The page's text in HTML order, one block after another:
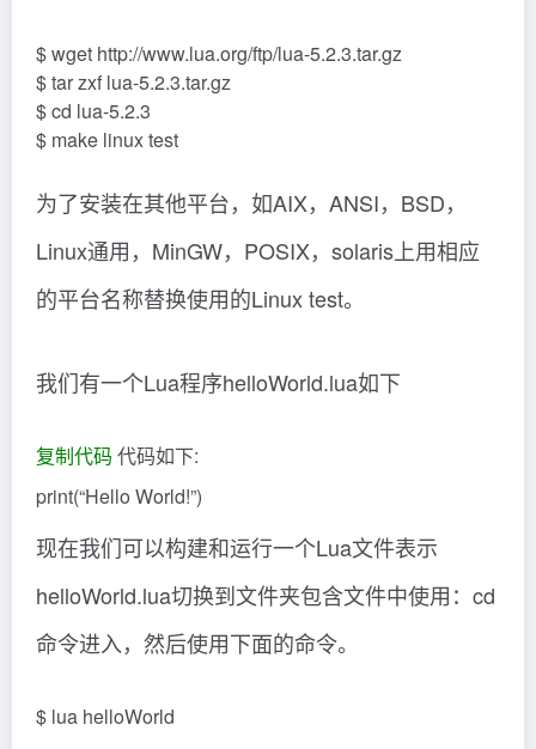
$ wget http://www.lua.org/ftp/lua-5.2.3.tar.gz
$ tar zxf lua-5.2.3.tar.gz
$ cd lua-5.2.3
$ make linux test
为了安装在其他平台，如AIX，ANSI，BSD，
Linux通用，MinGW，POSIX，solaris上用相应
的平台名称替换使用的Linux test。
我们有一个Lua程序helloWorld.lua如下
复制代码 代码如下:
print(“Hello World!”)
现在我们可以构建和运行一个Lua文件表示
helloWorld.lua切换到文件夹包含文件中使用：cd
命令进入，然后使用下面的命令。
$ lua helloWorld